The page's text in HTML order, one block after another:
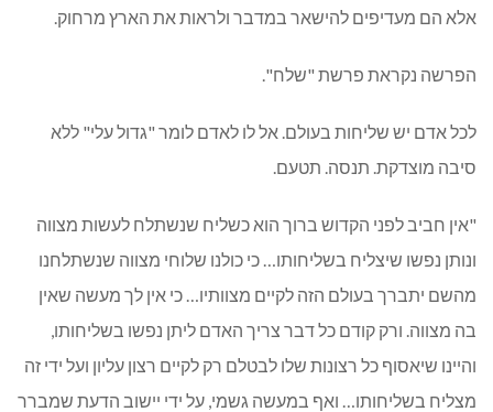
אלא הם מעדיפים להישאר במדבר ולראות את הארץ מרחוק.
הפרשה נקראת פרשת "שלח".
לכל אדם יש שליחות בעולם. אל לו לאדם לומר "גדול עלי" ללא
סיבה מוצדקת. תנסה. תטעם.
"אין חביב לפני הקדוש ברוך הוא כשליח שנשתלח לעשות מצווה
ונותן נפשו שיצליח בשליחותו… כי כולנו שלוחי מצווה שנשתלחנו
מהשם יתברך בעולם הזה לקיים מצוותיו… כי אין לך מעשה שאין
בה מצווה. ורק קודם כל דבר צריך האדם ליתן נפשו בשליחותו,
והיינו שיאסוף כל רצונות שלו לבטלם רק לקיים רצון עליון ועל ידי זה
מצליח בשליחותו… ואף במעשה גשמי, על ידי יישוב הדעת שמברר